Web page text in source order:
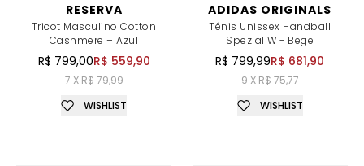
RESERVA
Tricot Masculino Cotton
Cashmere – Azul
R$ 799,00R$ 559,90
7 X R$ 79,99
WISHLIST
ADIDAS ORIGINALS
Tênis Unissex Handball
Spezial W - Bege
R$ 799,99R$ 681,90
9 X R$ 75,77
WISHLIST